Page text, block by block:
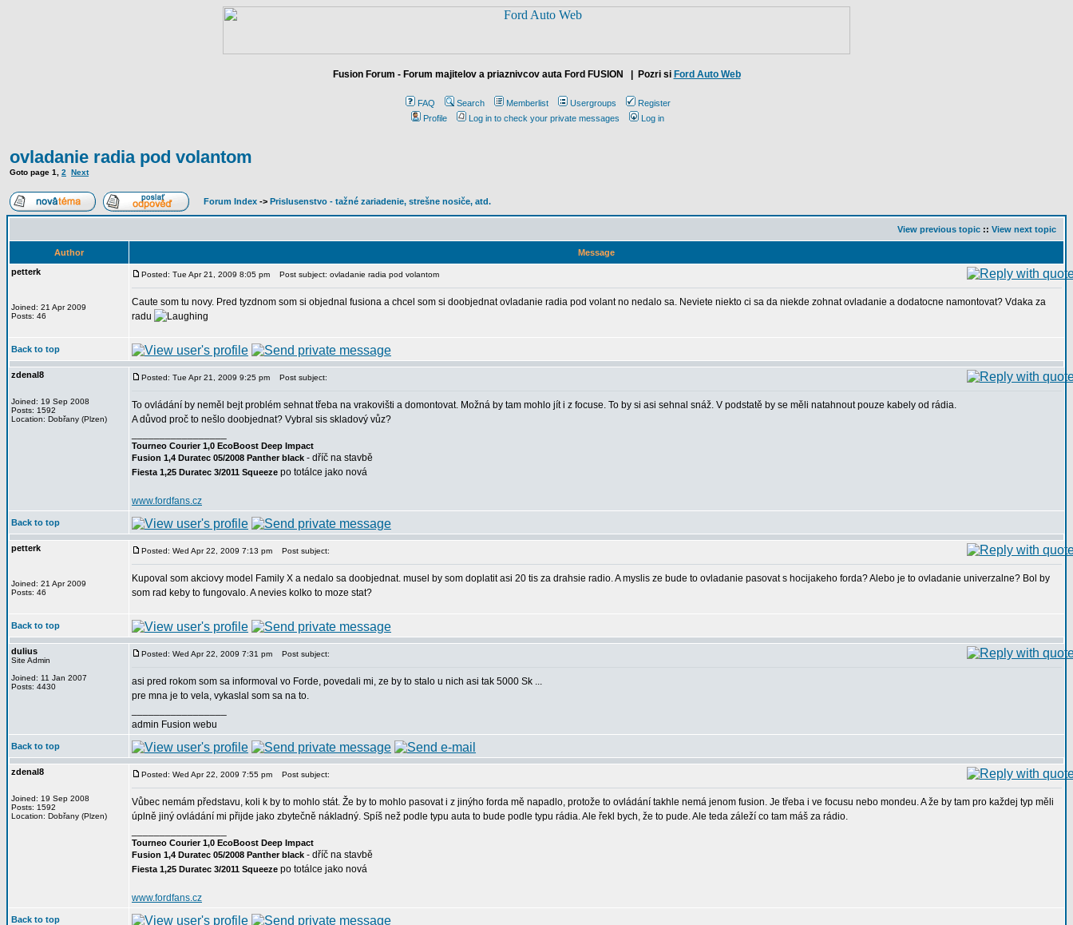
Fusion Forum - Forum majitelov a priaznivcov auta Ford FUSION | Pozri si Ford Auto Web
FAQ Search Memberlist Usergroups
Register
Profile
Log in to check your private messages Log in
ovladanie radia pod volantom
Goto page 1 2 Next
Forum Index -> Prislusenstvo - tažné zariadenie, strešne nosiče, atd.
View previous topic :: View next topic
Author
Message
petterk
Joined: 21 Apr 2009
Posts: 46
Posted: Tue Apr 21, 2009 8:05 pm Post subject: ovladanie radia pod volantom
Caute som tu novy. Pred tyzdnom som si objednal fusiona a chcel som si doobjednat ovladanie radia pod volant no nedalo sa. Neviete niekto ci sa da niekde zohnat ovladanie a dodatocne namontovat? Vdaka za
radu
Back to top
zdenal8
Joined: 19 Sep 2008
Posts: 1592
Location: Dobřany (Plzen)
Posted: Tue Apr 21, 2009 9:25 pm Post subject:
To ovládání by neměl bejt problém sehnat třeba na vrakovišti a domontovat. Možná by tam mohlo jít i z focuse. To by si asi sehnal snáž. V podstatě by se měli natahnout pouze kabely od rádia.
A důvod proč to nešlo doobjednat? Vybral sis skladový vůz?
Tourneo Courier 1,0 EcoBoost Deep Impact
Fusion 1,4 Duratec 05/2008 Panther black - dříč na stavbě
Fiesta 1,25 Duratec 3/2011 Squeeze po totálce jako nová
www.fordfans.cz
Back to top
petterk
Joined: 21 Apr 2009
Posts: 46
Posted: Wed Apr 22, 2009 7:13 pm Post subject:
Kupoval som akciovy model Family X a nedalo sa doobjednat. musel by som doplatit asi 20 tis za drahsie radio. A myslis ze bude to ovladanie pasovat s hocijakeho forda? Alebo je to ovladanie univerzalne? Bol by
som rad keby to fungovalo. A nevies kolko to moze stat?
Back to top
dulius
Site Admin
Joined: 11 Jan 2007
Posts: 4430
Posted: Wed Apr 22, 2009 7:31 pm Post subject:
asi pred rokom som sa informoval vo Forde, povedali mi, ze by to stalo u nich asi tak 5000 Sk ...
pre mna je to vela, vykaslal som sa na to.
admin Fusion webu
Back to top
zdenal8
Joined: 19 Sep 2008
Posts: 1592
Location: Dobřany (Plzen)
Posted: Wed Apr 22, 2009 7:55 pm Post subject:
Vůbec nemám představu, koli k by to mohlo stát. Že by to mohlo pasovat i z jinýho forda mě napadlo, protože to ovládání takhle nemá jenom fusion. Je třeba i ve focusu nebo mondeu. A že by tam pro každej typ měli
úplně jiný ovládání mi přijde jako zbytečně nákladný. Spíš než podle typu auta to bude podle typu rádia. Ale řekl bych, že to pude. Ale teda záleží co tam máš za rádio.
Tourneo Courier 1,0 EcoBoost Deep Impact
Fusion 1,4 Duratec 05/2008 Panther black - dříč na stavbě
Fiesta 1,25 Duratec 3/2011 Squeeze po totálce jako nová
www.fordfans.cz
Back to top